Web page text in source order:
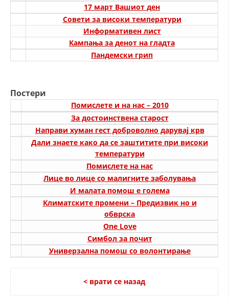
ОРГАНИЗАЦИЈА И РАЗВОЈ
РАКОВОДЕН ОДБОР
СОБРАНИЕ
MЕЃУНАРОДНО ХУМАНИТАРНО ПРАВО
ПРОМОЦИЈА НА ХУМАНИ ВРЕДНОСТИ
СОЦИЈАЛНО ХУМАНИТАРНА ДЕЈНОСТ
КАКО ДА ДОНИРАТЕ
ПОДГОТВЕНОСТ И ДЕЈСТВО ПРИ КАТАСТРОФИ
ТИМОВИ НА ООЦК
СПАСИТЕЛНА СТАНИЦА ВОДНО
ПРОЕКТИ – ПОДГОТВЕНОСТ И ДЕЈСТВУВАЊЕ ПРИ КАТАСТРОФИ
17 март Вашиот ден
Совети за високи температури
Информативен лист
Кампања за денот на гладта
Пандемски грип
Постери
Помислете и на нас – 2010
За достоинствена старост
Направи хуман гест доброволно дарувај крв
Дали знаете како да се заштитите при високи
температури
Помислете на нас
Лице во лице со малигните заболувања
И малата помош е голема
Климатските промени – Предизвик но и
обврска
One Love
Симбол за почит
Универзална помош со волонтирање
< врати се назад